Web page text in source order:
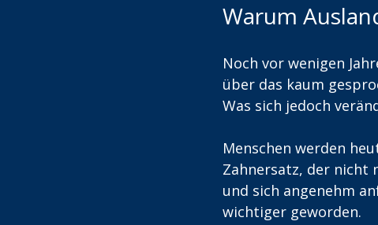
Warum
Noch vor wenigen
über das kaum
Was sich jedoch
Menschen werden
Zahnersatz, der nicht
und sich angenehm
wichtiger geworden.